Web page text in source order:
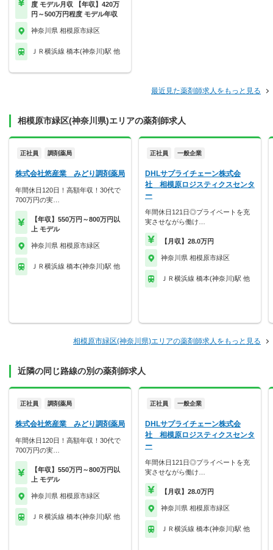
度 モデル月収 【年収】420万
円～500万円程度 モデル年収
神奈川県 相模原市緑区
ＪＲ横浜線 橋本(神奈川)駅 他
最近見た薬剤師求人をもっと見る
相模原市緑区(神奈川県)エリアの薬剤師求人
正社員 調剤薬局
株式会社悠産業 みどり調剤薬局
年間休日120日！高額年収！30代で
700万円の実…
【年収】550万円～800万円以
上 モデル
神奈川県 相模原市緑区
ＪＲ横浜線 橋本(神奈川)駅 他
正社員 一般企業
DHLサプライチェーン株式会
社 相模原ロジスティクスセンタ
ー
年間休日121日◎プライベートを充
実させながら働け…
【月収】28.0万円
神奈川県 相模原市緑区
ＪＲ横浜線 橋本(神奈川)駅 他
相模原市緑区(神奈川県)エリアの薬剤師求人をもっと見る
近隣の同じ路線の別の薬剤師求人
正社員 調剤薬局
株式会社悠産業 みどり調剤薬局
年間休日120日！高額年収！30代で
700万円の実…
【年収】550万円～800万円以
上 モデル
神奈川県 相模原市緑区
ＪＲ横浜線 橋本(神奈川)駅 他
正社員 一般企業
DHLサプライチェーン株式会
社 相模原ロジスティクスセンタ
ー
年間休日121日◎プライベートを充
実させながら働け…
【月収】28.0万円
神奈川県 相模原市緑区
ＪＲ横浜線 橋本(神奈川)駅 他